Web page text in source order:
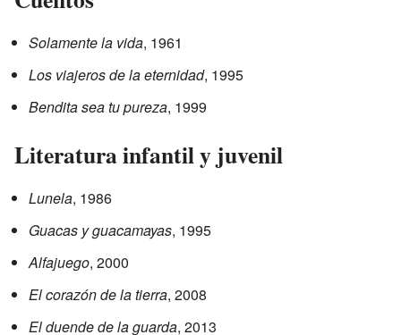
Solamente la vida, 1961
Los viajeros de la eternidad, 1995
Bendita sea tu pureza, 1999
Literatura infantil y juvenil
Lunela, 1986
Guacas y guacamayas, 1995
Alfajuego, 2000
El corazón de la tierra, 2008
El duende de la guarda, 2013